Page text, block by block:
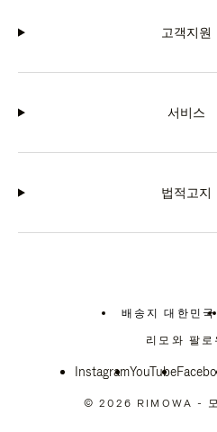
고객지원
서비스
법적고지
배송지 대한민국
위
치
선
십
리모와 팔로
InstagramYouTube
© 2026 RIMOWA -